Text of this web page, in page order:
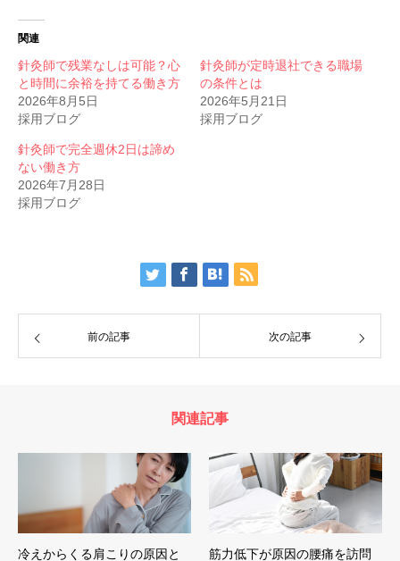
関連
針灸師で残業なしは可能？心
と時間に余裕を持てる働き方
2026年8月5日
採用ブログ
針灸師が定時退社できる職場
の条件とは
2026年5月21日
採用ブログ
針灸師で完全週休2日は諦め
ない働き方
2026年7月28日
採用ブログ
前の記事 次の記事
関連記事
冷えからくる肩こりの原因と 筋力低下が原因の腰痛を訪問